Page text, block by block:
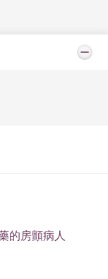
的房顫病人